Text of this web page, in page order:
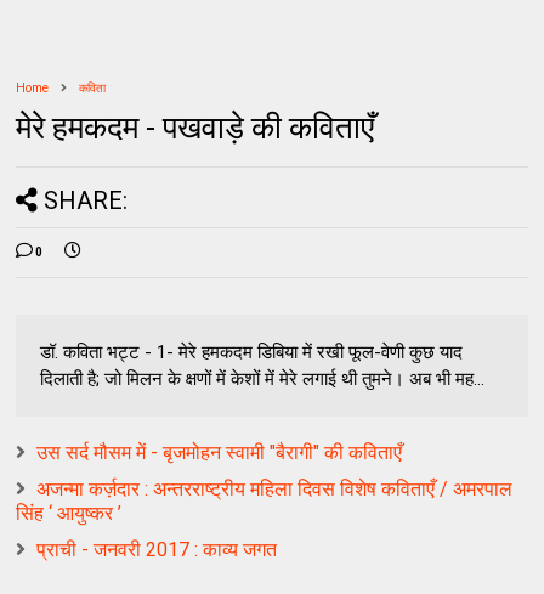
Home कविता
मेरे हमकदम - पखवाड़े की कविताएँ
SHARE:
0
डॉ. कविता भट्ट - 1- मेरे हमकदम डिबिया में रखी फूल-वेणी कुछ याद
दिलाती है; जो मिलन के क्षणों में केशों में मेरे लगाई थी तुमने। अब भी मह...
उस सर्द मौसम में - बृजमोहन स्वामी "बैरागी" की कविताएँ
अजन्मा कर्ज़दार : अन्तरराष्ट्रीय महिला दिवस विशेष कविताएँ / अमरपाल
सिंह ‘ आयुष्कर ’
प्राची - जनवरी 2017 : काव्य जगत